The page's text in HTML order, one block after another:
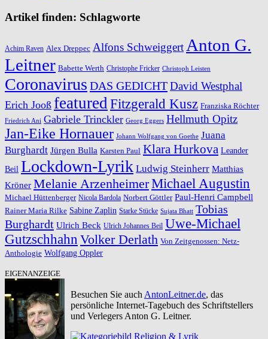
Artikel finden: Schlagworte
Achim Raven Alex Dreppec Alfons Schweiggert Anton G.
Leitner Babette Werth Christophe Fricker Christoph Leisten
Coronavirus DAS GEDICHTDavid Westphal
Erich Jooß featured Fitzgerald Kusz Franziska Röchter
Friedrich Ani Gabriele Trinckler Georg Eggers Hellmuth Opitz
Jan-Eike Hornauer Johann Wolfgang von Goethe Juana
Burghardt Jürgen Bulla Karsten Paul Klara Hurkova Leander
Beil Lockdown-Lyrik Ludwig Steinherr Matthias
Kröner Melanie ArzenheimerMichael Augustin
Michael Hüttenberger Nicola Bardola Norbert Göttler Paul-Henri Campbell
Rainer Maria Rilke Sabine Zaplin Starke Stücke Sujata Bhatt Tobias
Burghardt Ulrich Beck Ulrich Johannes Beil Uwe-Michael
Gutzschhahn Volker Derlath Von Zeitgenossen: Netz-
Anthologie Wolfgang Oppler
EIGENANZEIGE
Besuchen Sie auch AntonLeitner.de, das
persönliche Internet-Tagebuch des Schriftstellers
und Verlegers Anton G. Leitner.